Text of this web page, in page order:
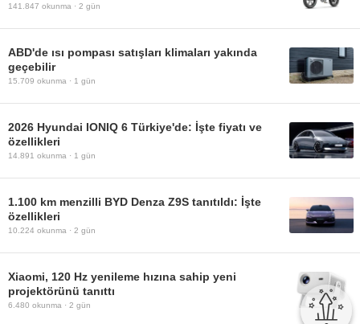
141.847 okunma · 2 gün
ABD'de ısı pompası satışları klimaları yakında
geçebilir
15.709 okunma · 1 gün
2026 Hyundai IONIQ 6 Türkiye'de: İşte fiyatı ve
özellikleri
14.891 okunma · 1 gün
1.100 km menzilli BYD Denza Z9S tanıtıldı: İşte
özellikleri
10.224 okunma · 2 gün
Xiaomi, 120 Hz yenileme hızına sahip yeni
projektörünü tanıttı
6.480 okunma · 2 gün